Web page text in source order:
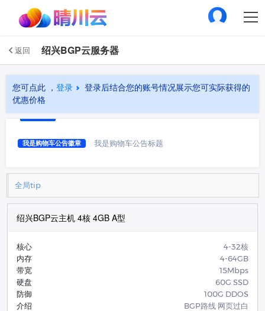
返回 绍兴BGP云服务器
您可点此 ， 登录
登录后结合您的账号情况展示您可实际获得的
优惠价格
我是购物车公告徽章 我是购物车公告标题
全局tip
绍兴BGP云主机 4核 4GB A型
核心
4-32核
内存
4-64GB
带宽
15Mbps
硬盘
60G SSD
防御
100G DDOS
介绍
BGP路线 网页过白